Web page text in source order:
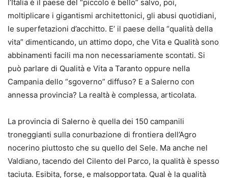
l’Italia è il paese del “piccolo è bello” salvo, poi,
moltiplicare i gigantismi architettonici, gli abusi quotidiani,
le superfetazioni d’acchitto. E’ il paese della “qualità della
vita” dimenticando, un attimo dopo, che Vita e Qualità sono
abbinamenti facili ma non necessariamente scontati. Si
può parlare di Qualità e Vita a Taranto oppure nella
Campania dello “sgoverno” diffuso? E a Salerno con
annessa provincia? La realtà è complessa, articolata.
La provincia di Salerno è quella dei 150 campanili
troneggianti sulla conurbazione di frontiera dell’Agro
nocerino piuttosto che su quello del Sele. Ma anche nel
Valdiano, tacendo del Cilento del Parco, la qualità è spesso
taciuta. Esibita, forse, e malsopportata. Qual è la qualità